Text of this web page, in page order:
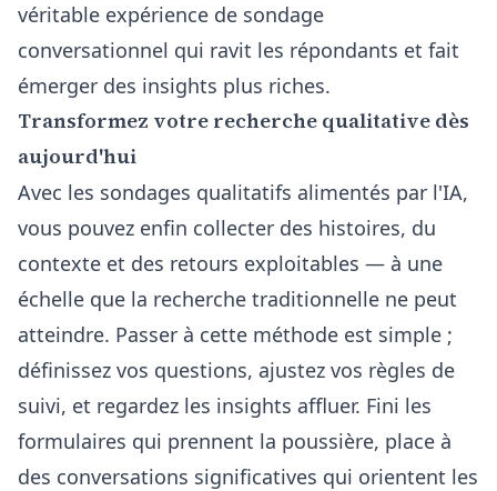
véritable expérience de sondage
conversationnel qui ravit les répondants et fait
émerger des insights plus riches.
Transformez votre recherche qualitative dès
aujourd'hui
Avec les sondages qualitatifs alimentés par l'IA,
vous pouvez enfin collecter des histoires, du
contexte et des retours exploitables — à une
échelle que la recherche traditionnelle ne peut
atteindre. Passer à cette méthode est simple ;
définissez vos questions, ajustez vos règles de
suivi, et regardez les insights affluer. Fini les
formulaires qui prennent la poussière, place à
des conversations significatives qui orientent les